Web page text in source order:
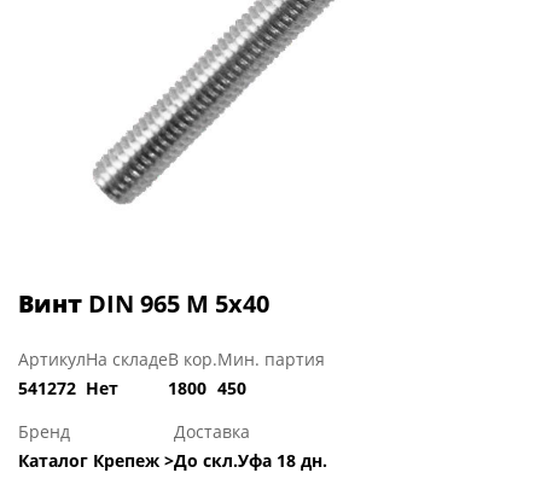
Винт DIN 965 М 5х40
Артикул
541272
На складе
Нет
В кор.
1800
Мин. партия
450
Бренд
Каталог Крепеж >
Доставка
До скл.Уфа 18 дн.